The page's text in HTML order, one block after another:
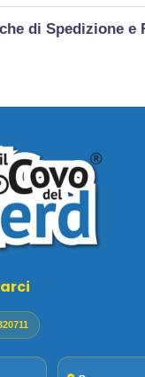
di Spedizione e